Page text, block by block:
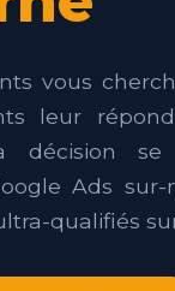
vous
leur
décision se
Ads
qualifiés